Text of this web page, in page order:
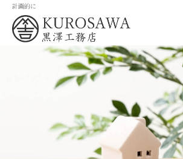
計画的に